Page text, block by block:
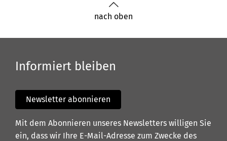
nach oben
Informiert bleiben
Newsletter abonnieren
Mit dem Abonnieren unseres Newsletters willigen Sie
ein, dass wir Ihre E-Mail-Adresse zum Zwecke des